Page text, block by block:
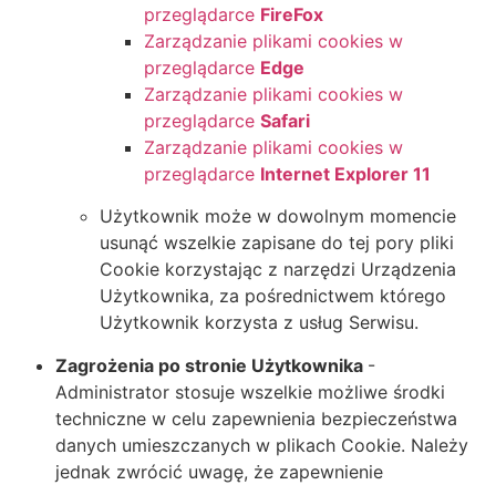
przeglądarce FireFox
Zarządzanie plikami cookies w
przeglądarce Edge
Zarządzanie plikami cookies w
przeglądarce Safari
Zarządzanie plikami cookies w
przeglądarce Internet Explorer 11
Użytkownik może w dowolnym momencie
usunąć wszelkie zapisane do tej pory pliki
Cookie korzystając z narzędzi Urządzenia
Użytkownika, za pośrednictwem którego
Użytkownik korzysta z usług Serwisu.
Zagrożenia po stronie Użytkownika -
Administrator stosuje wszelkie możliwe środki
techniczne w celu zapewnienia bezpieczeństwa
danych umieszczanych w plikach Cookie. Należy
jednak zwrócić uwagę, że zapewnienie